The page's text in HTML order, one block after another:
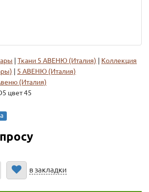
Ткани 5 АВЕНЮ (Италия)
Коллекция
5 АВЕНЮ (Италия)
(Италия)
цвет 45
в закладки